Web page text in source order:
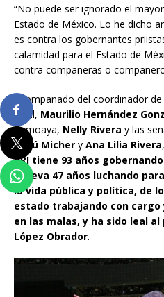
“No puede ser ignorado el
Estado de México. Lo he dicho
es contra los gobernantes
calamidad para el Estado de
contra compañeras o
Acompañado del coordinador
local, Maurilio Hernández
Temoaya, Nelly Rivera y las
Malú Micher y Ana Lilia Rivera
PRI tiene 93 años
él lleva 47 años luchando
la vida pública y política, de
estado trabajando con cargo
en las malas, y ha sido leal
López Obrador.